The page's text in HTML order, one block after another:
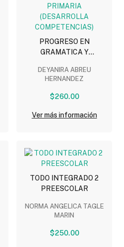
PROGRESO EN
GRAMATICA Y
(DESARROLLA
COMPETENCIAS)
DEYANIRA ABREU
HERNANDEZ
$260.00
Ver más información
TODO INTEGRADO 2
PREESCOLAR
NORMA ANGELICA TAGLE
MARIN
$250.00